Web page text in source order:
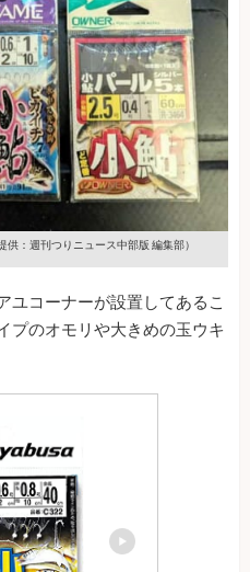
提供：週刊つりニュース中部版 編集部）
ユコーナーが設置してあるこ
プのオモリや大きめの玉ウキ